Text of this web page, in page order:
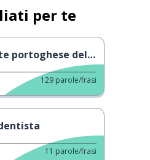
per te
del COVID
129 parole/frasi
11 parole/frasi